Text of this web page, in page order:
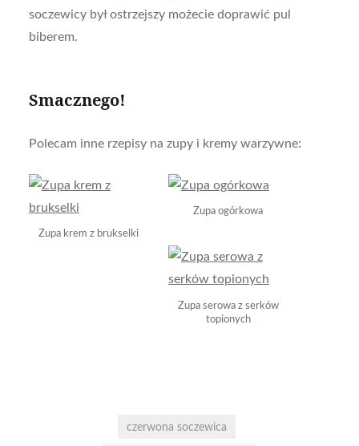
soczewicy był ostrzejszy możecie doprawić pul
biberem.
Smacznego!
Polecam inne rzepisy na zupy i kremy warzywne:
Zupa krem z brukselki
Zupa ogórkowa
Zupa serowa z serków
topionych
czerwona soczewica